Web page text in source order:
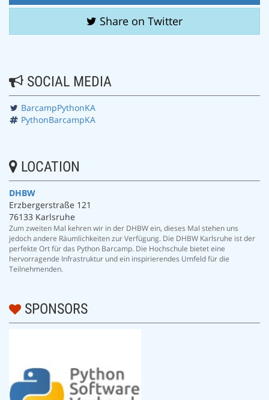
Share on Twitter
SOCIAL MEDIA
BarcampPythonKA
PythonBarcampKA
LOCATION
DHBW
Erzbergerstraße 121
76133 Karlsruhe
Zum zweiten Mal kehren wir in der DHBW ein, dieses Mal stehen uns
jedoch andere Räumlichkeiten zur Verfügung. Die DHBW Karlsruhe ist der
perfekte Ort für das Python Barcamp. Die Hochschule bietet eine
hervorragende Infrastruktur und ein inspirierendes Umfeld für die
Teilnehmenden.
SPONSORS